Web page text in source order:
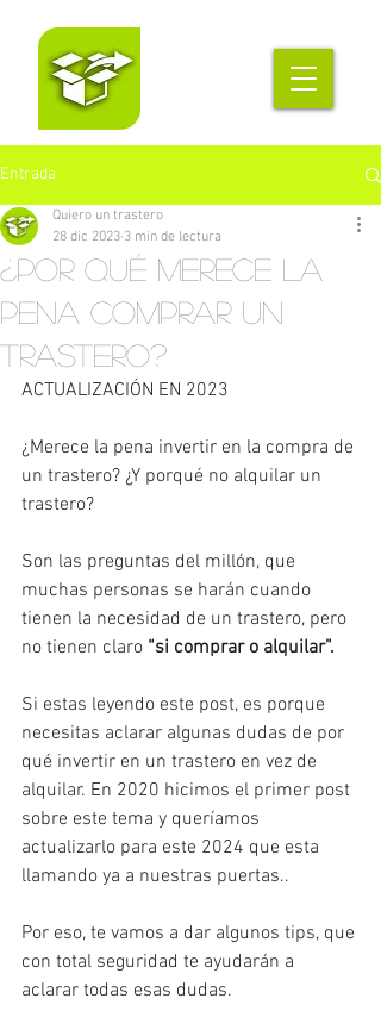
Entrada
¿Por qué merece la
pena comprar un
trastero?
Quiero un trastero
28 dic 2023 3 min de lectura
ACTUALIZACIÓN EN 2023
¿Merece la pena invertir en la compra de
un trastero? ¿Y porqué no alquilar un
trastero?
Son las preguntas del millón, que
muchas personas se harán cuando
tienen la necesidad de un trastero, pero
no tienen claro “si comprar o alquilar”.
Si estas leyendo este post, es porque
necesitas aclarar algunas dudas de por
qué invertir en un trastero en vez de
alquilar. En 2020 hicimos el primer post
sobre este tema y queríamos
actualizarlo para este 2024 que esta
llamando ya a nuestras puertas..
Por eso, te vamos a dar algunos tips, que
con total seguridad te ayudarán a
aclarar todas esas dudas.